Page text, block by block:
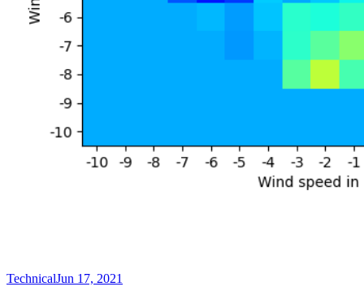
TechnicalJun 17, 2021